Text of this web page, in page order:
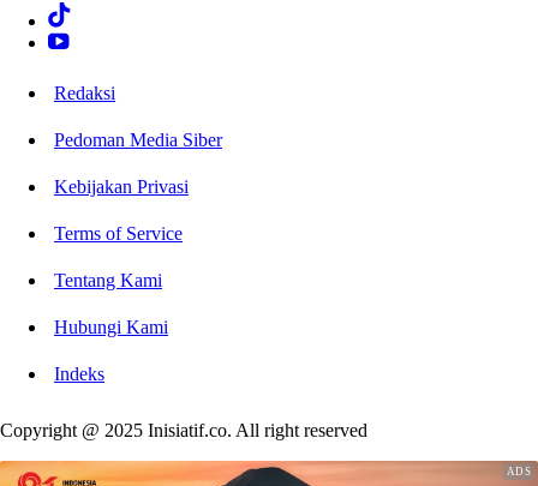
Redaksi
Pedoman Media Siber
Kebijakan Privasi
Terms of Service
Tentang Kami
Hubungi Kami
Indeks
Copyright @ 2025 Inisiatif.co. All right reserved